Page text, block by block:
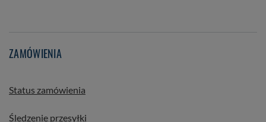
ZAMÓWIENIA
Status zamówienia
Śledzenie przesyłki